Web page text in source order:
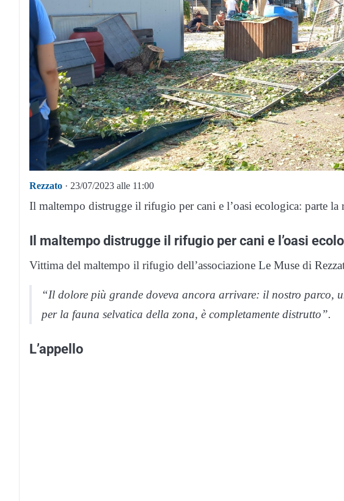
Rezzato · 23/07/2023 alle 11:00
Il maltempo distrugge il rifugio per cani e l’oasi ecologica: parte la
Il maltempo distrugge il rifugio per cani e l’oasi
Vittima del maltempo il rifugio dell’associazione Le Muse di
“Il dolore più grande doveva ancora arrivare: il nostro parco,
per la fauna selvatica della zona, è completamente distrutto”.
L’appello